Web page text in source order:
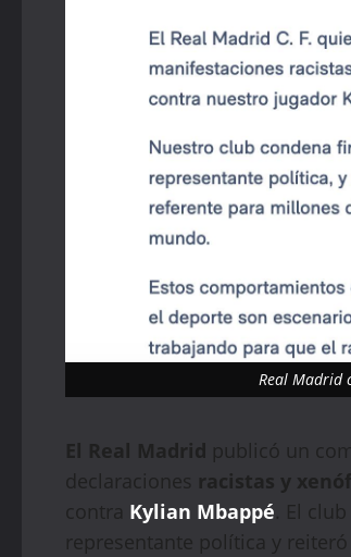
Real Madrid
El Real Madrid publicó un
declaraciones racistas y
contra Kylian Mbappé. El
representante política y reiteró